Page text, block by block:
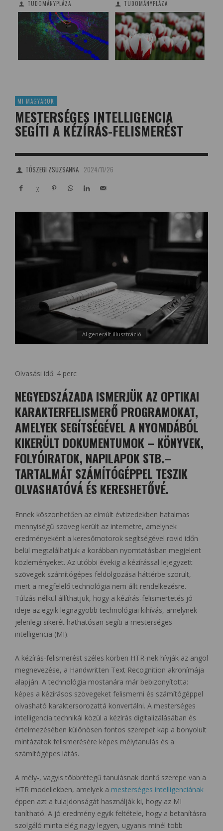
TUDOMÁNYPLÁZA TUDOMÁNYPLÁZA
MI MAGYAROK
MESTERSÉGES INTELLIGENCIA
SEGÍTI A KÉZÍRÁS-FELISMERÉST
TÓSZEGI ZSUZSANNA 2024/11/26
AI generált illusztráció
Olvasási idő: 4 perc
NEGYEDSZÁZADA ISMERJÜK AZ OPTIKAI
KARAKTERFELISMERŐ PROGRAMOKAT,
AMELYEK SEGÍTSÉGÉVEL A NYOMDÁBÓL
KIKERÜLT DOKUMENTUMOK – KÖNYVEK,
FOLYÓIRATOK, NAPILAPOK STB.–
TARTALMÁT SZÁMÍTÓGÉPPEL TESZIK
OLVASHATÓVÁ ÉS KERESHETŐVÉ.
Ennek köszönhetően az elmúlt évtizedekben hatalmas
mennyiségű szöveg került az internetre, amelynek
eredményeként a keresőmotorok segítségével rövid időn
belül megtalálhatjuk a korábban nyomtatásban megjelent
közleményeket. Az utóbbi évekig a kézírással lejegyzett
szövegek számítógépes feldolgozása háttérbe szorult,
mert a megfelelő technológia nem állt rendelkezésre.
Túlzás nélkül állíthatjuk, hogy a kézírás-felismertetés jó
ideje az egyik legnagyobb technológiai kihívás, amelynek
jelenlegi sikerét hathatósan segíti a mesterséges
intelligencia (MI).
A kézírás-felismerést széles körben HTR-nek hívják az angol
megnevezése, a Handwritten Text Recognition akronímája
alapján. A technológia mostanára már bebizonyította:
képes a kézírásos szövegeket felismerni és számítógéppel
olvasható karaktersorozattá konvertálni. A mesterséges
intelligencia technikái közül a kézírás digitalizálásában és
értelmezésében különösen fontos szerepet kap a bonyolult
mintázatok felismerésére képes mélytanulás és a
számítógépes látás.
A mély-, vagyis többrétegű tanulásnak döntő szerepe van a
HTR modellekben, amelyek a mesterséges intelligenciának
éppen azt a tulajdonságát használják ki, hogy az MI
tanítható. A jó eredmény egyik feltétele, hogy a betanításra
szolgáló minta elég nagy legyen, ugyanis minél több